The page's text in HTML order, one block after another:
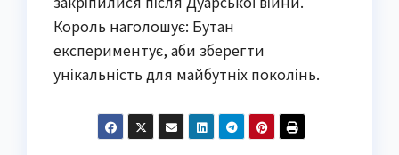
Король наголошує: Бутан
експериментує, аби зберегти
унікальність для майбутніх поколінь.